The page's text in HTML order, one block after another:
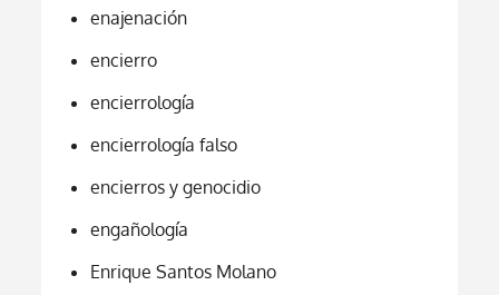
enajenación
encierro
encierrología
encierrología falso
encierros y genocidio
engañología
Enrique Santos Molano